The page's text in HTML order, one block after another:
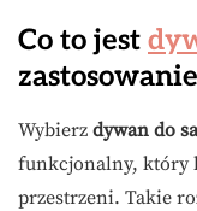
Co to jest
Wybierz dywan do
funkcjonalny, który
przestrzeni. Takie